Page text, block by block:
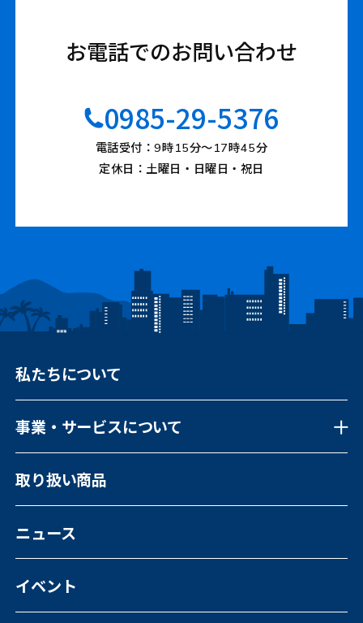
お電話でのお問い合わせ
0985-29-5376
電話受付：9時15分〜17時45分
定休日：土曜日・日曜日・祝日
私たちについて
事業・サービスについて
事業・サービスについて一覧
福祉向けソフトウェア
コンピュータ・OA機器販売
外国人の人材紹介
取り扱い商品
ニュース
イベント